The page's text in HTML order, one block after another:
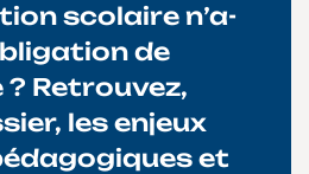
scolaire n’a-
de
Retrouvez,
les enjeux
et